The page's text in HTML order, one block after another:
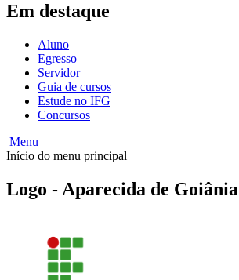
Em destaque
Aluno
Egresso
Servidor
Guia de cursos
Estude no IFG
Concursos
Menu
Início do menu principal
Logo - Aparecida de Goiânia